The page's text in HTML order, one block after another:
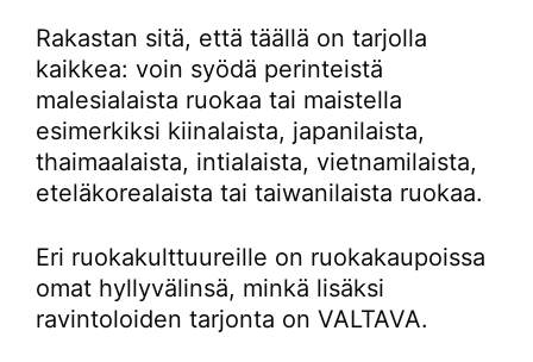
Rakastan sitä, että täällä on tarjolla
kaikkea: voin syödä perinteistä
malesialaista ruokaa tai maistella
esimerkiksi kiinalaista, japanilaista,
thaimaalaista, intialaista, vietnamilaista,
eteläkorealaista tai taiwanilaista ruokaa.
Eri ruokakulttuureille on ruokakaupoissa
omat hyllyvälinsä, minkä lisäksi
ravintoloiden tarjonta on VALTAVA.